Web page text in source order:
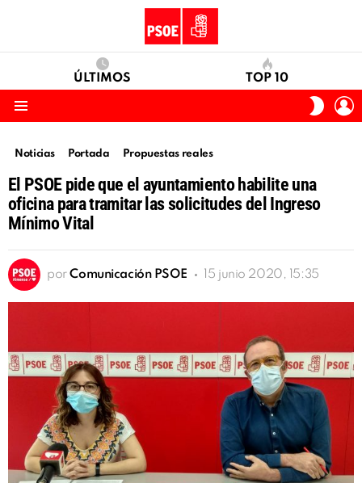
ÚLTIMOS TOP 10
SKIN
Noticias Portada Propuestas reales
El PSOE pide que el ayuntamiento habilite una
oficina para tramitar las solicitudes del Ingreso
Mínimo Vital
por Comunicación PSOE 15 junio 2020, 15:35